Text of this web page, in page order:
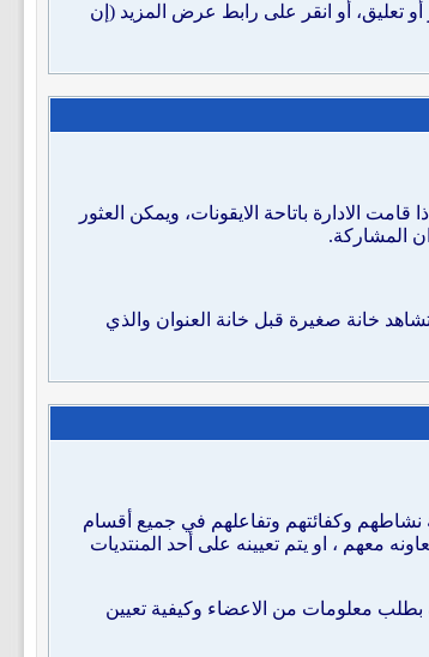
أو تعليق، أو انقر على رابط عرض المزيد (إن
الادارة باتاحة الايقونات، ويمكن العثور
المشاركة.
خانة صغيرة قبل خانة العنوان والذي
نشاطهم وكفائتهم وتفاعلهم في جميع أقسام
معهم ، او يتم تعيينه على أحد المنتديات
بطلب معلومات من الاعضاء وكيفية تعيين